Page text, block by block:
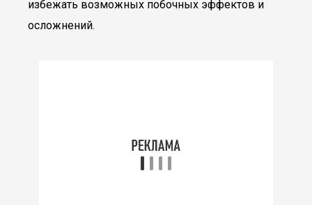
избежать возможных побочных эффектов и
осложнений.